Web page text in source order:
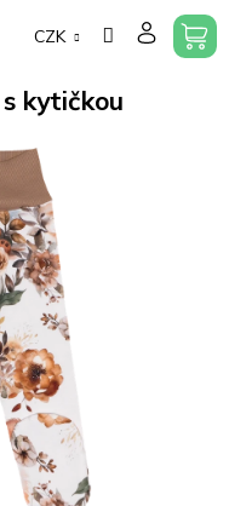
CZK
kytičkou